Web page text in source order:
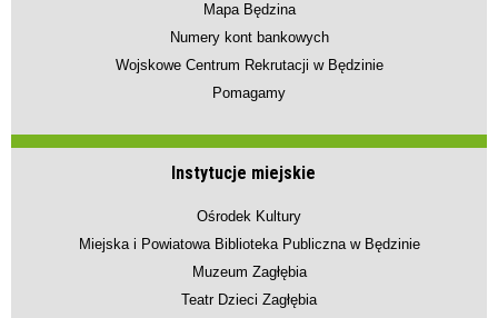
Mapa Będzina
Numery kont bankowych
Wojskowe Centrum Rekrutacji w Będzinie
Pomagamy
Instytucje miejskie
Ośrodek Kultury
Miejska i Powiatowa Biblioteka Publiczna w Będzinie
Muzeum Zagłębia
Teatr Dzieci Zagłębia